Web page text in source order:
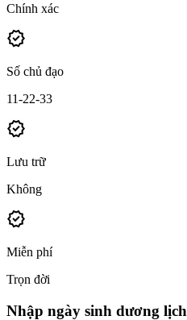
Chính xác
verified
Số chủ đạo
11-22-33
verified
Lưu trữ
Không
verified
Miễn phí
Trọn đời
Nhập ngày sinh dương lịch